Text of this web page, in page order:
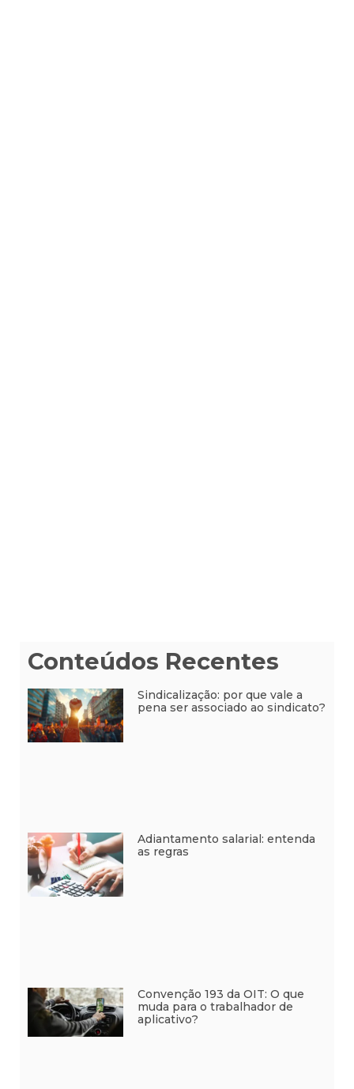
Conteúdos Recentes
Sindicalização: por que vale a
pena ser associado ao sindicato?
Adiantamento salarial: entenda
as regras
Convenção 193 da OIT: O que
muda para o trabalhador de
aplicativo?